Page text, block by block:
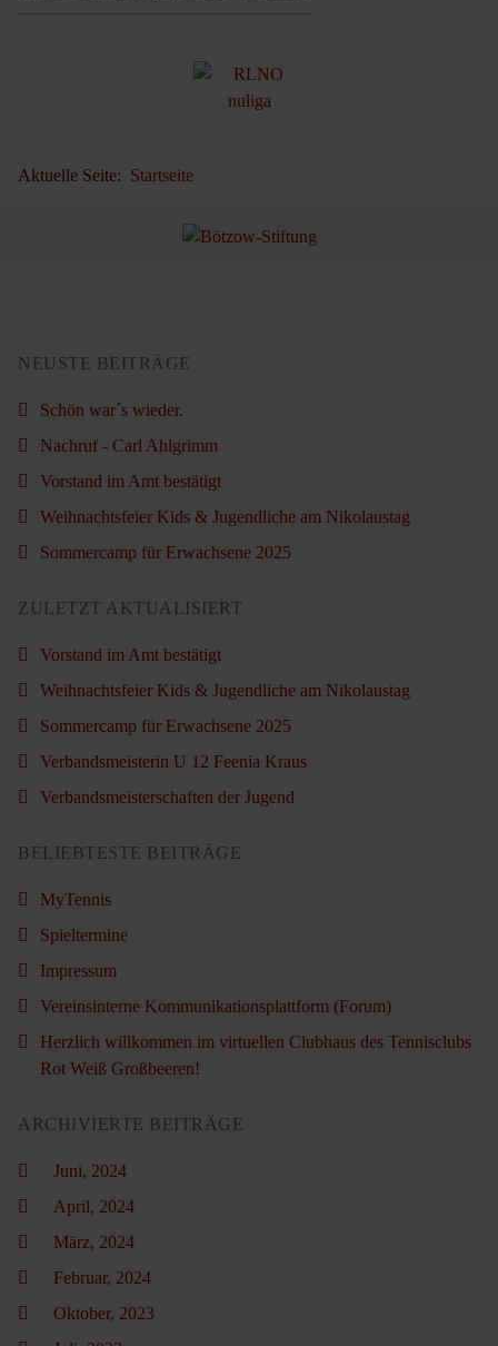
Aktuelle Seite: Startseite
NEUSTE BEITRÄGE
Schön war´s wieder.
Nachruf - Carl Ahlgrimm
Vorstand im Amt bestätigt
Weihnachtsfeier Kids & Jugendliche am Nikolaustag
Sommercamp für Erwachsene 2025
ZULETZT AKTUALISIERT
Vorstand im Amt bestätigt
Weihnachtsfeier Kids & Jugendliche am Nikolaustag
Sommercamp für Erwachsene 2025
Verbandsmeisterin U 12 Feenia Kraus
Verbandsmeisterschaften der Jugend
BELIEBTESTE BEITRÄGE
MyTennis
Spieltermine
Impressum
Vereinsinterne Kommunikationsplattform (Forum)
Herzlich willkommen im virtuellen Clubhaus des Tennisclubs
Rot Weiß Großbeeren!
ARCHIVIERTE BEITRÄGE
Juni, 2024
April, 2024
März, 2024
Februar, 2024
Oktober, 2023